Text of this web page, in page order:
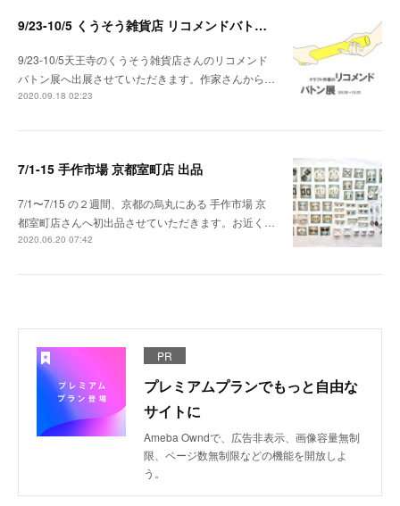
9/23-10/5 くうそう雑貨店 リコメンドバトン展 出展
9/23-10/5天王寺のくうそう雑貨店さんのリコメンド
バトン展へ出展させていただきます。作家さんから…
2020.09.18 02:23
7/1-15 手作市場 京都室町店 出品
7/1〜7/15 の２週間、京都の烏丸にある 手作市場 京
都室町店さんへ初出品させていただきます。お近く…
2020.06.20 07:42
PR
プレミアムプランでもっと自由な
サイトに
Ameba Owndで、広告非表示、画像容量無制
限、ページ数無制限などの機能を開放しよ
う。